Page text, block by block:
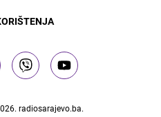
radiosarajevo.ba.